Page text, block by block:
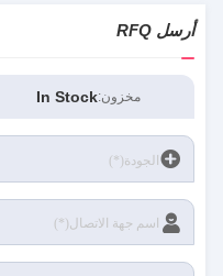
أرسل RFQ
مخزون:In Stock